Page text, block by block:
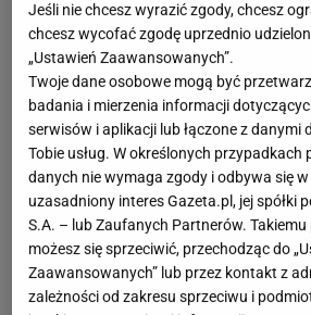
Jeśli nie chcesz wyrazić zgody, chcesz
chcesz wycofać zgodę uprzednio
„Ustawień Zaawansowanych”.
Twoje dane osobowe mogą być
badania i mierzenia informacji
serwisów i aplikacji lub łączone z danymi
Tobie usług. W określonych przypadkach
danych nie wymaga zgody i odbywa się
uzasadniony interes Gazeta.pl, jej spółki
S.A. – lub Zaufanych Partnerów.
możesz się sprzeciwić, przechodząc do
Zaawansowanych” lub przez kontakt z
zależności od zakresu sprzeciwu i